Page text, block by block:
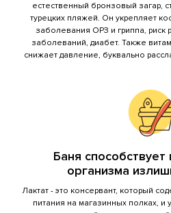
Нанесение ущерба
сорванная кувшинка на воде
сорванный цветок с клумбы
растоптанная клумба
разбитый цветок в горшке
естественный бронзовый загар,
турецких пляжей. Он укрепляет
заболевания ОРЗ и гриппа, риск
заболеваний, диабет. Также
снижает давление, буквально
Баня
организма
Лактат - это консервант, который
питания на магазинных полках,